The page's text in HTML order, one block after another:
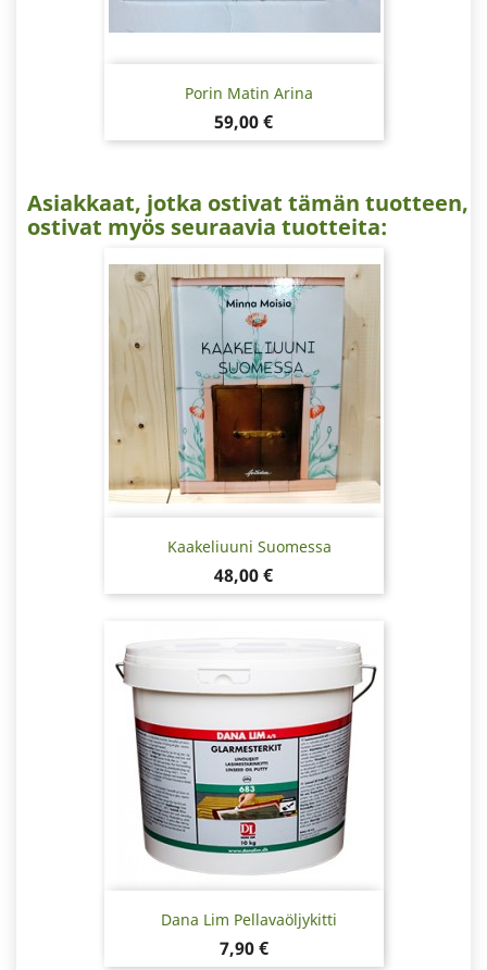
Porin Matin Arina
Hinta
59,00 €
Asiakkaat, jotka ostivat tämän tuotteen,
ostivat myös seuraavia tuotteita:
Kaakeliuuni Suomessa
Hinta
48,00 €
Dana Lim Pellavaöljykitti
Hinta
7,90 €